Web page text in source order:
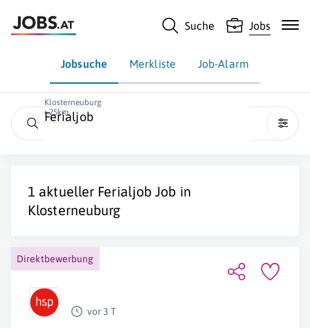
Suche Jobs
Jobsuche Merkliste Job-Alarm
Klosterneuburg
• 25km
Ferialjob
1 aktueller Ferialjob Job in
Klosterneuburg
Direktbewerbung
vor 3 T